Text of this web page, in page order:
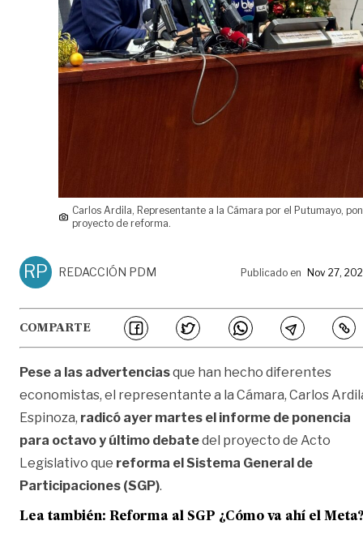
Carlos Ardila, Representante a la Cámara por el Putumayo,
proyecto de reforma.
RP REDACCIÓN PDM Publicado en Nov 27,
COMPARTE
Pese a las advertenciasque han hecho diferentes
economistas, el representante a la Cámara, Carlos
Espinoza, radicó ayer martes el informe de ponencia
para octavo y último debatedel proyecto de Acto
Legislativo que reforma el Sistema General de
Participaciones (SGP).
Lea también: Reforma al SGP ¿Cómo va ahí el